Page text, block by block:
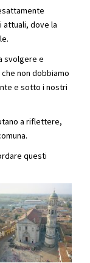
attuali, dove la
svolgere e
non dobbiamo
e sotto i nostri
a riflettere,
questi